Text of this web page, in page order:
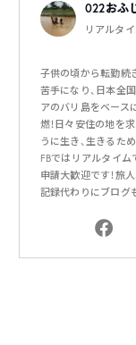
022おふ
リアルタ
子供の頃から転勤続
苦手になり、日本全
アのバリ島をベース
燃！日々安住の地を
うに生き、生きるた
FBではリアルタイ
申請大歓迎です！旅
記録代わりにブログ